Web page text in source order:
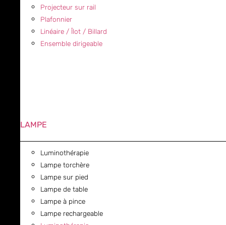
Projecteur sur rail
Plafonnier
Linéaire / Îlot / Billard
Ensemble dirigeable
LAMPE
Luminothérapie
Lampe torchère
Lampe sur pied
Lampe de table
Lampe à pince
Lampe rechargeable